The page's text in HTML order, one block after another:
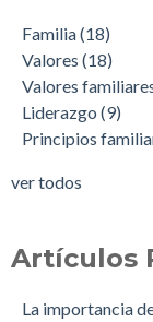
Familia(18)
Valores (18)
Valores
Liderazgo (9)
Principios
ver todos
Artículos
La importancia